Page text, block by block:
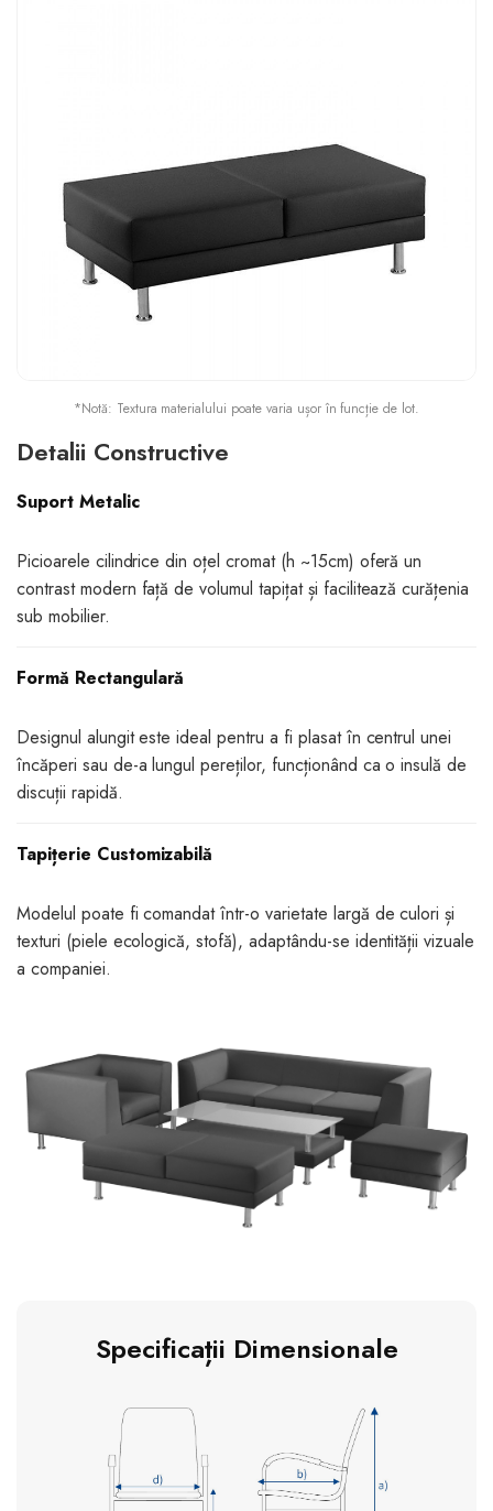
*Notă: Textura materialului poate varia ușor în funcție de lot.
Detalii Constructive
Suport Metalic
Picioarele cilindrice din oțel cromat (h ~15cm) oferă un
contrast modern față de volumul tapițat și facilitează curățenia
sub mobilier.
Formă Rectangulară
Designul alungit este ideal pentru a fi plasat în centrul unei
încăperi sau de-a lungul pereților, funcționând ca o insulă de
discuții rapidă.
Tapițerie Customizabilă
Modelul poate fi comandat într-o varietate largă de culori și
texturi (piele ecologică, stofă), adaptându-se identității vizuale
a companiei.
Specificații Dimensionale